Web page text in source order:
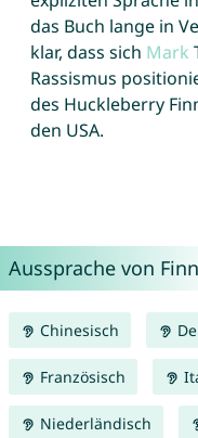
das Buch lange in
klar, dass sich Mark
Rassismus
des Huckleberry
den USA.
Aussprache von Finn
Chinesisch
Französisch
Niederländisch